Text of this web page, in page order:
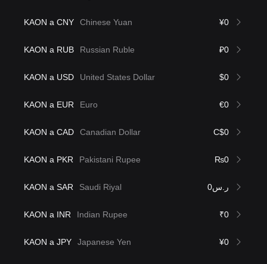
KAON a CNY Chinese Yuan ¥0
KAON a RUB Russian Ruble ₽0
KAON a USD United States Dollar $0
KAON a EUR Euro €0
KAON a CAD Canadian Dollar C$0
KAON a PKR Pakistani Rupee ₨0
KAON a SAR Saudi Riyal ر.س0
KAON a INR Indian Rupee ₹0
KAON a JPY Japanese Yen ¥0